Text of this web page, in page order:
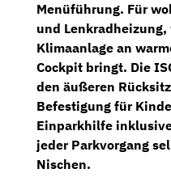
Menüführung. Für
und Lenkradheizung,
Klimaanlage an
Cockpit bringt. Die
den äußeren
Befestigung für
Einparkhilfe
jeder Parkvorgang
Nischen.